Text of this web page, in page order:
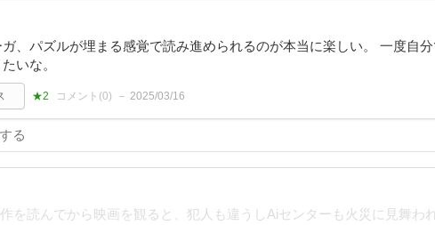
、パズルが埋まる感覚で読み進められるのが本当に楽しい。 一度自
いな。
★2 コメント(0) 2025/03/16
作を読んでから映画を観ると、犯人も違うしAiセンターも火災に見舞われ